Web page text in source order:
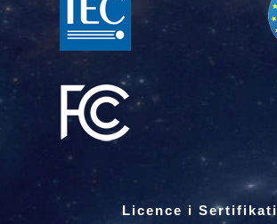
Licence i Sertifikati